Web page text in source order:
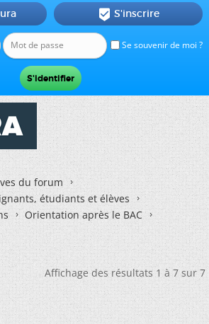
Se souvenir de moi ?
 S'inscrire
du forum
étudiants et élèves
Orientation après le BAC
Affichage des résultats 1 à 7 sur 7